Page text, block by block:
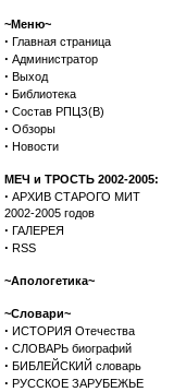
~Меню~
· Главная страница
· Администратор
· Выход
· Библиотека
· Состав РПЦЗ(В)
· Обзоры
· Новости
МЕЧ и ТРОСТЬ 2002-2005:
· АРХИВ СТАРОГО МИТ
2002-2005 годов
· ГАЛЕРЕЯ
· RSS
~Апологетика~
~Словари~
· ИСТОРИЯ Отечества
· СЛОВАРЬ биографий
· БИБЛЕЙСКИЙ словарь
· РУССКОЕ ЗАРУБЕЖЬЕ